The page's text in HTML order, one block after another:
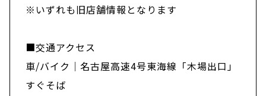
※いずれも旧店舗情報となります
■交通アクセス
車/バイク｜名古屋高速4号東海線「木場出口」
すぐそば